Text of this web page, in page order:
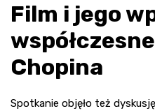
Film i jego
Chopina
Spotkanie objęło też